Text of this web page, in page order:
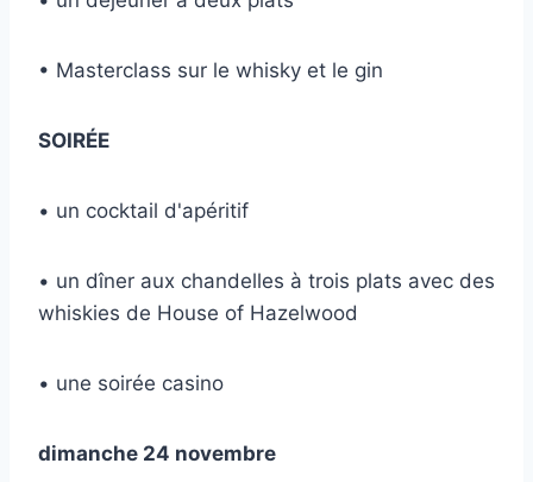
• Masterclass sur le whisky et le gin
SOIRÉE
• un cocktail d'apéritif
• un dîner aux chandelles à trois plats avec des
whiskies de House of Hazelwood
• une soirée casino
dimanche 24 novembre